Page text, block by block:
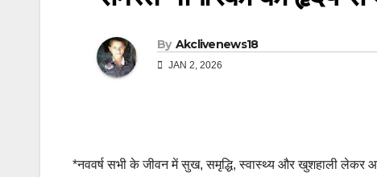
By Akclivenews18
JAN 2, 2026
*नववर्ष सभी के जीवन में सुख, समृद्धि, स्वास्थ्य और खुशहाली लेकर